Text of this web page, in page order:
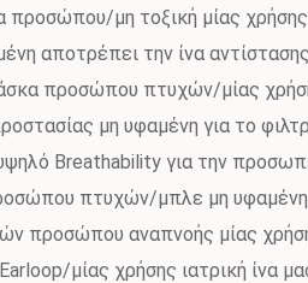
προσώπου/μη τοξική μίας
αποτρέπει την ίνα
προσώπου πτυχών/μίας
μη υφαμένη για το
Breathability για την
πτυχών/μπλε μη
προσώπου αναπνοής μίας
μίας χρήσης ιατρική ίνα